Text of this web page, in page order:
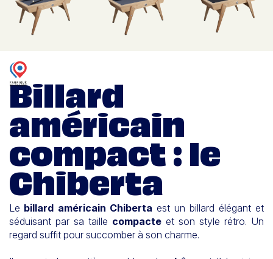
Billard
américain
compact : le
Chiberta
Le billard américain Chiberta est un billard élégant et
séduisant par sa taille compacte et son style rétro. Un
regard suffit pour succomber à son charme.